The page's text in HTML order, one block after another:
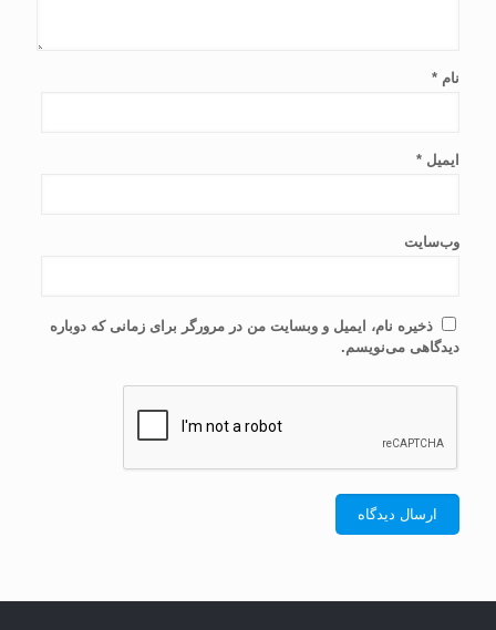
نام *
ایمیل *
وب‌سایت
ذخیره نام، ایمیل و وبسایت من در مرورگر برای زمانی که دوباره
دیدگاهی می‌نویسم.